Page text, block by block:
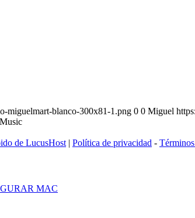
MAC
miguelmart-blanco-300x81-1.png 0 0 Miguel
de LucusHost | Política de privacidad -